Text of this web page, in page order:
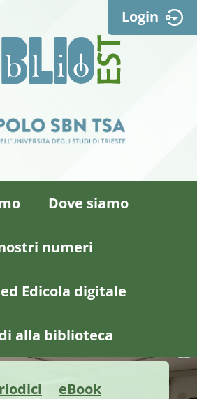
Login
Dove siamo
numeri
Edicola digitale
alla biblioteca
eBook